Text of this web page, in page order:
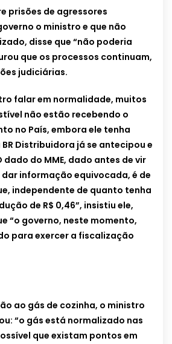
prisões de agressores
o ministro e que não
disse que “não poderia
que os processos continuam,
judiciárias.
falar em normalidade, muitos
não estão recebendo o
no País, embora ele tenha
Distribuidora já se antecipou e
dado do MME, dado antes de vir
informação equivocada, é de
independente de quanto tenha
de R$ 0,46”, insistiu ele,
“o governo, neste momento,
para exercer a fiscalização
ao gás de cozinha, o ministro
“o gás está normalizado nas
que existam pontos em